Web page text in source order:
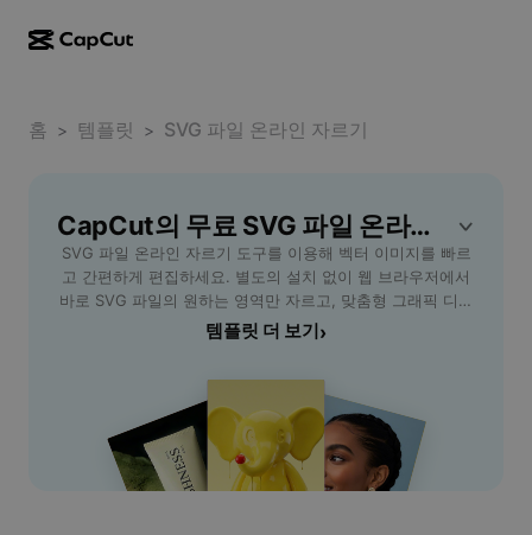
CapCut 데스크톱
CapCut Pad
CapCut 모바일
동영상 스튜디오
AI 동영상 생성기
AI 이미지 생성기
Dreamina Seedance 2.5
Nano Banana Pro
동영상 에디터 및 생성기
이미지 에디터 및 생성기
음성 생성기 및 에디터
사용 사례
소셜 미디어 템플릿
더 보기
효과 템플릿
이니셔티브
제휴 사용자
크리에이티브 파트너 프로그램
CapCut 크리에이티브 캠퍼스
홈 > 템플릿 > SVG 파일 온라인 자르기
CapCut의 무료 SVG 파일 온라인 자르기 템플릿
SVG 파일 온라인 자르기 도구를 이용해 벡터 이미지를 빠르
고 간편하게 편집하세요. 별도의 설치 없이 웹 브라우저에서
바로 SVG 파일의 원하는 영역만 자르고, 맞춤형 그래픽 디자
인이나 프레젠테이션 자료 준비에 활용할 수 있습니다. 누구
성 문제 없이 SVG 파일을 자유롭게 수정하고, 결과물을 고품
질로 저장하세요. 직관적인 인터페이스와 실시간 미리보기를
제공해 빠르고 효율적인 작업이 가능합니다. 웹 기반 서비스
로 Mac, Windows 등 다양한 운영 체제에서 접근이 가능하
며, 팀 프로젝트나 개인 작업 모두에 이상적입니다.
템플릿 더 보기 ›